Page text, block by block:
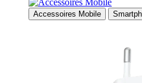
Accessoires Mobile